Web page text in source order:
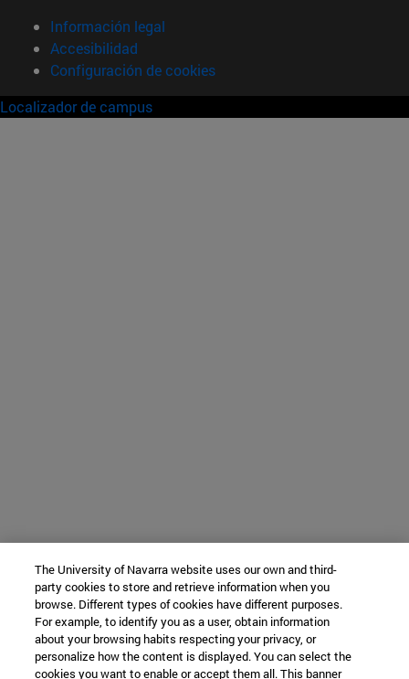
Información legal
Accesibilidad
Configuración de cookies
Localizador de campus
The University of Navarra website uses our own and third-
party cookies to store and retrieve information when you
browse. Different types of cookies have different purposes.
For example, to identify you as a user, obtain information
about your browsing habits respecting your privacy, or
personalize how the content is displayed. You can select the
cookies you want to enable or accept them all. This banner